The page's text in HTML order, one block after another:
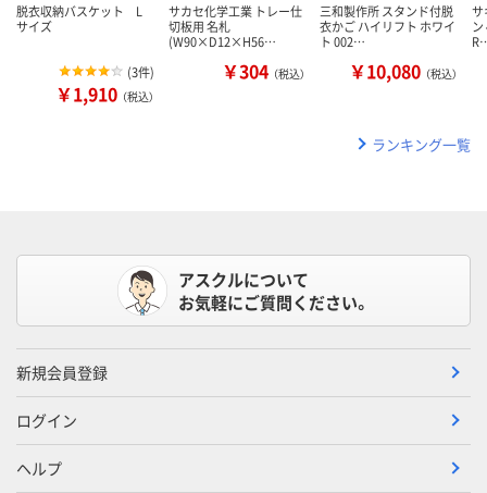
脱衣収納バスケット L
サイズ
(3件)
￥1,910 （税込）
サカセ化学工業 トレー仕
切板用 名札
(W90×D12×H56…
￥304 （税込）
三和製作所 スタンド付脱
衣かご ハイリフト ホワイ
ト 002…
￥10,080 （税込）
サ
ランキング一覧
アスクルについて
お気軽にご質問ください。
新規会員登録
ログイン
ヘルプ